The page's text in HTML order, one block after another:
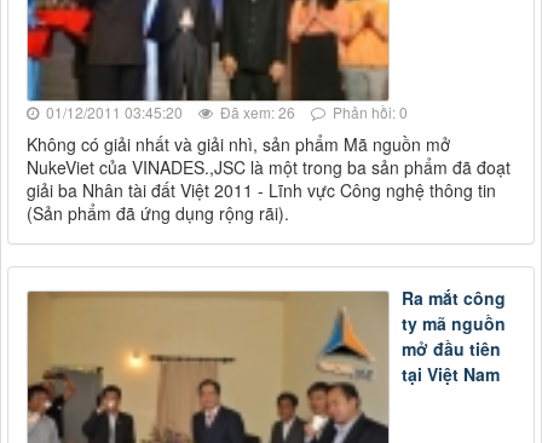
01/12/2011 03:45:20 Đã xem: 26 Phản hồi: 0
Không có giải nhất và giải nhì, sản phẩm Mã nguồn mở
NukeViet của VINADES.,JSC là một trong ba sản phẩm đã đoạt
giải ba Nhân tài đất Việt 2011 - Lĩnh vực Công nghệ thông tin
(Sản phẩm đã ứng dụng rộng rãi).
Ra mắt công
ty mã nguồn
mở đầu tiên
tại Việt Nam